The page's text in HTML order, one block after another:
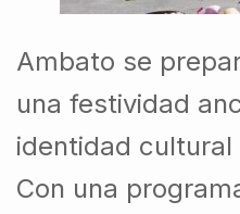
Ambato se
una festividad
identidad cultural
Con una